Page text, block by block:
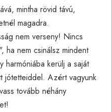
mintha rövid távú,
magadra.
nem verseny! Nincs
ha nem csinálsz mindent
kerülj a saját
jótetteiddel. Azért vagyunk
tovább néhány